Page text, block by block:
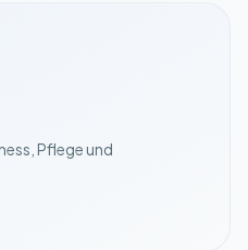
Pflege und